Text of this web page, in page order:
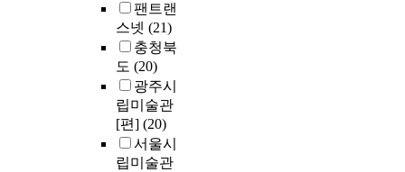
팬트랜
스넷 (21)
충청북
도 (20)
광주시
립미술관
[편] (20)
서울시
립미술관